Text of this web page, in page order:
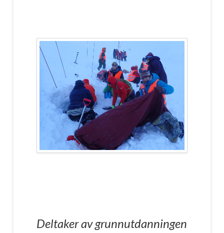
Deltaker av grunnutdanningen